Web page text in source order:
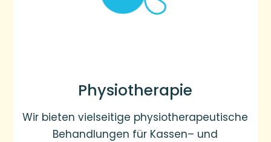
Physiotherapie
Wir bieten vielseitige physiotherapeutische
Behandlungen für Kassen– und